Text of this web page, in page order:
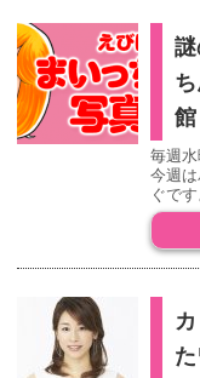
毎週
今週
ぐで